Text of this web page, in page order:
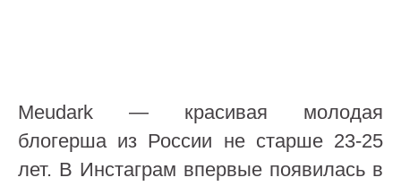
Meudark — красивая молодая
блогерша из России не старше 23-25
лет. В Инстаграм впервые появилась в